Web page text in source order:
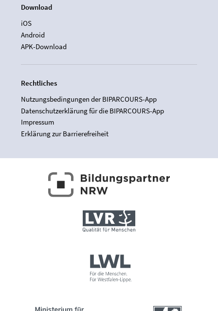
Download
iOS
Android
APK-Download
Rechtliches
Nutzungsbedingungen der BIPARCOURS-App
Datenschutzerklärung für die BIPARCOURS-App
Impressum
Erklärung zur Barrierefreiheit